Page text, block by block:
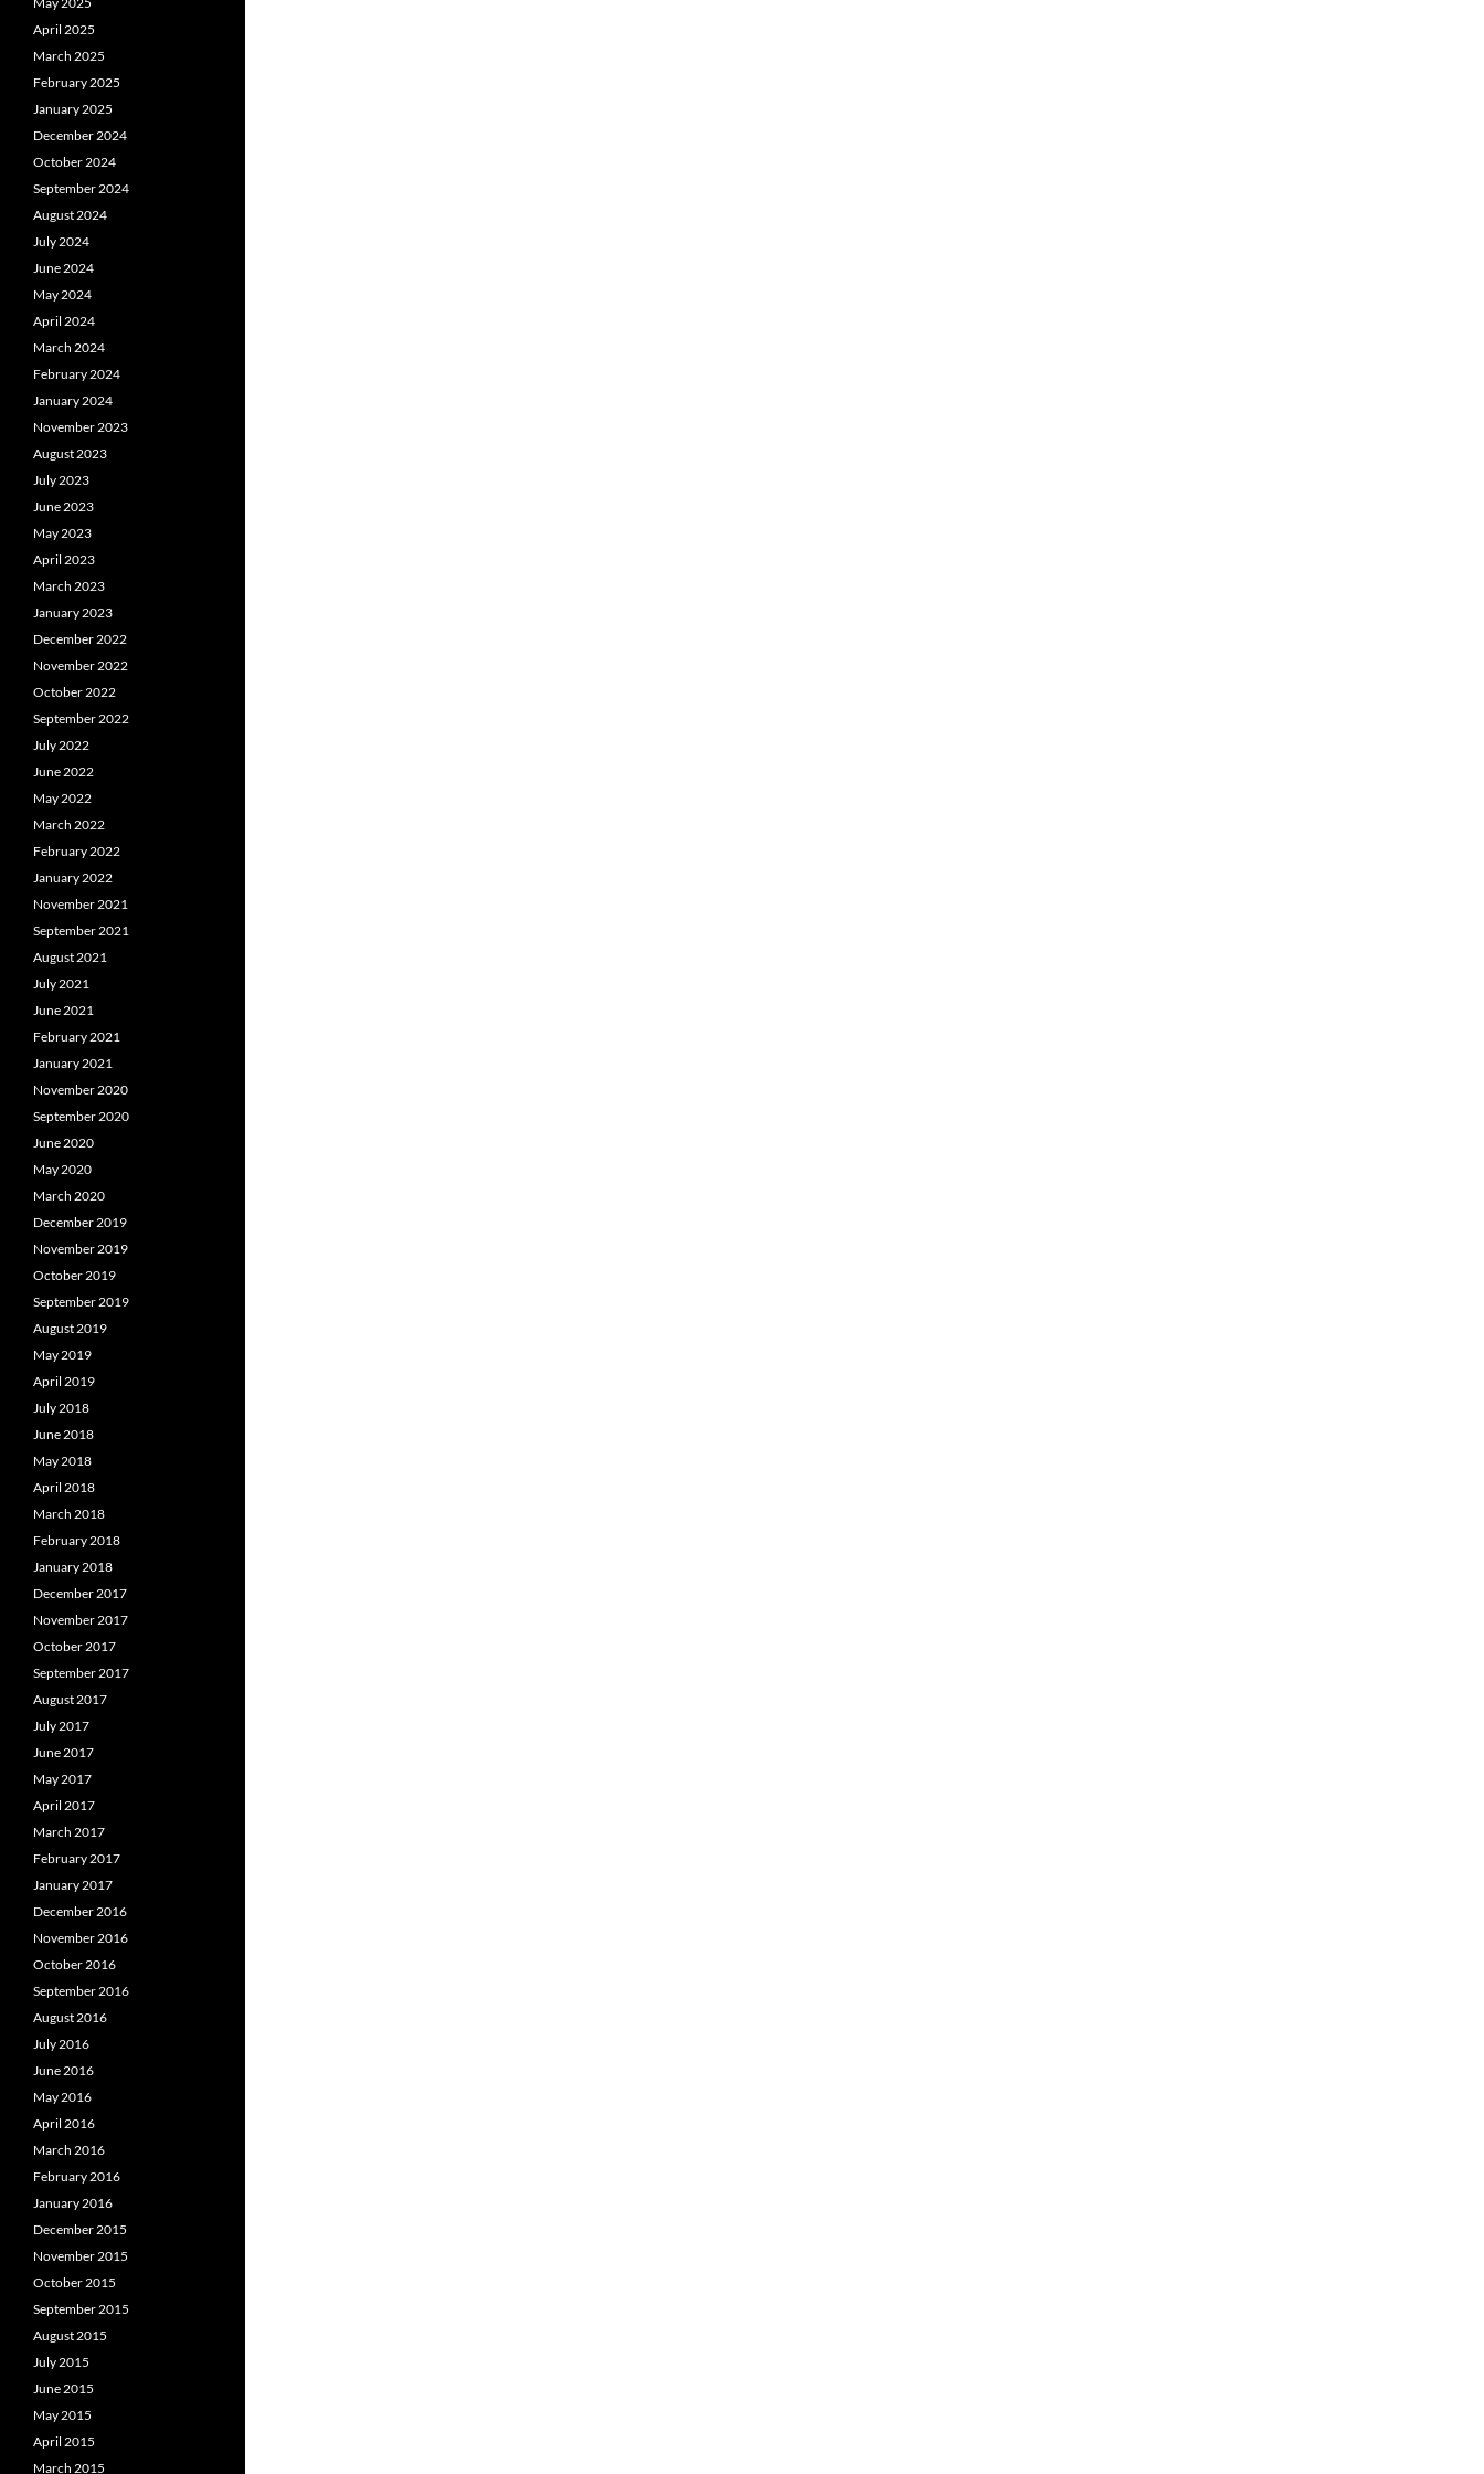
April 2025
March 2025
February 2025
January 2025
December 2024
October 2024
September 2024
August 2024
July 2024
June 2024
May 2024
April 2024
March 2024
February 2024
January 2024
November 2023
August 2023
July 2023
June 2023
May 2023
April 2023
March 2023
January 2023
December 2022
November 2022
October 2022
September 2022
July 2022
June 2022
May 2022
March 2022
February 2022
January 2022
November 2021
September 2021
August 2021
July 2021
June 2021
February 2021
January 2021
November 2020
September 2020
June 2020
May 2020
March 2020
December 2019
November 2019
October 2019
September 2019
August 2019
May 2019
April 2019
July 2018
June 2018
May 2018
April 2018
March 2018
February 2018
January 2018
December 2017
November 2017
October 2017
September 2017
August 2017
July 2017
June 2017
May 2017
April 2017
March 2017
February 2017
January 2017
December 2016
November 2016
October 2016
September 2016
August 2016
July 2016
June 2016
May 2016
April 2016
March 2016
February 2016
January 2016
December 2015
November 2015
October 2015
September 2015
August 2015
July 2015
June 2015
May 2015
April 2015
March 2015